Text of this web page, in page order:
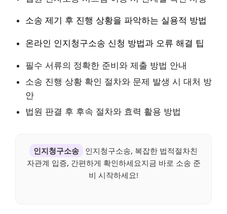
소송 제기 후 진행 상황을 파악하는 실용적 방법
온라인 인지청구소송 신청 방법과 오류 해결 팁
필수 서류의 정확한 준비와 제출 방법 안내
소송 진행 상황 확인 절차와 문제 발생 시 대처 방
안
법원 판결 후 후속 절차와 효력 활용 방법
인지청구소송
인지청구소송, 복잡한 법적절차친
자관계 입증, 간편하게 확인하세요지금 바로 소송 준
비 시작하세요!